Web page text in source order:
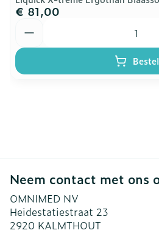
€ 81,00
Bestel
Neem contact met ons
OMNIMED NV
Heidestatiestraat 23
2920 KALMTHOUT